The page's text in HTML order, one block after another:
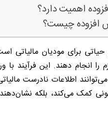
اهمیت دارد؟
افزوده چیست؟
حیاتی برای مودیان
را انجام دهند. این فرآیند
اطلاعات نادرست
کمک می‌کند، بلکه